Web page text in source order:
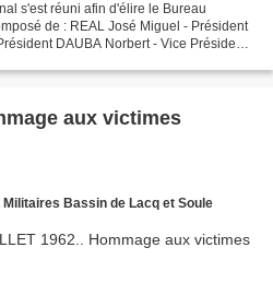
s'est réuni afin d'élire le Bureau
de : REAL José Miguel - Président
DAUBA Norbert - Vice Président
aux victimes
Bassin de Lacq et Soule